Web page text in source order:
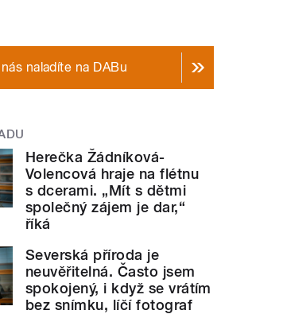
naladíte na DABu
Herečka Žádníková-
Volencová hraje na flétnu
s dcerami. „Mít s dětmi
společný zájem je dar,“
říká
Severská příroda je
neuvěřitelná. Často jsem
spokojený, i když se vrátím
bez snímku, líčí fotograf